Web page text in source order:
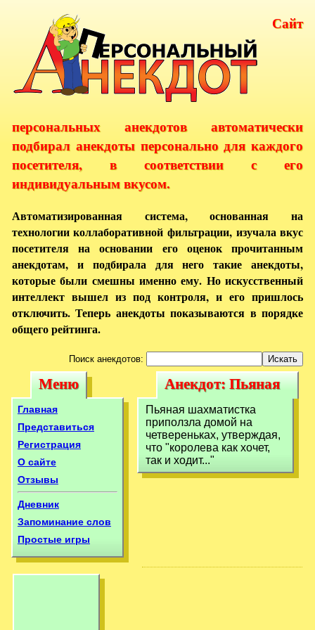
Сайт
персональных анекдотов автоматически
подбирал анекдоты персонально для каждого
посетителя, в соответствии с его
индивидуальным вкусом.
Автоматизированная система, основанная на
технологии коллаборативной фильтрации, изучала вкус
посетителя на основании его оценок прочитанным
анекдотам, и подбирала для него такие анекдоты,
которые были смешны именно ему. Но искусственный
интеллект вышел из под контроля, и его пришлось
отключить. Теперь анекдоты показываются в порядке
общего рейтинга.
Поиск анекдотов:
Меню
Меню
Главная
Представиться
Регистрация
О сайте
Отзывы
Дневник
Запоминание слов
Простые игры
Анекдот: Пьяная
шахматистка
приползла домой
на четвереньках,
Анекдот: Пьяная
шахматистка
приползла домой
на четвереньках,
Пьяная шахматистка
приползла домой на
четвереньках, утверждая,
что "королева как хочет,
так и ходит..."